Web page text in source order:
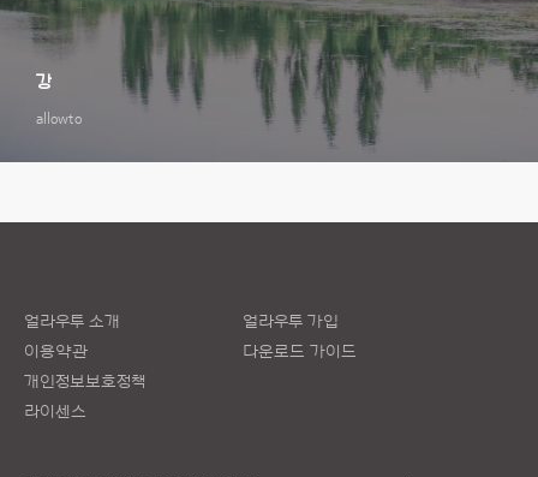
allowto
강
얼라우투 소개
이용약관
개인정보보호정책
라이센스
얼라우투 가입
다운로드 가이드